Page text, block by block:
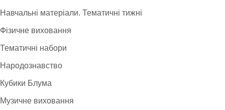
Навчальні матеріали. Тематичні тижні
Фізичне виховання
Тематичні набори
Народознавство
Кубики Блума
Музичне виховання